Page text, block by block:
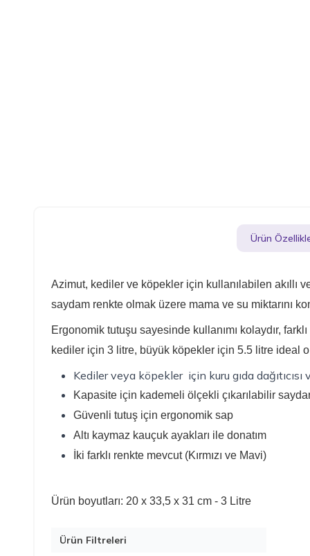
Ürün
Azimut, kediler ve köpekler için kullanılabilen akıllı
saydam renkte olmak üzere mama ve su miktarını
Ergonomik tutuşu sayesinde kullanımı kolaydır,
kediler için 3 litre, büyük köpekler için 5.5 litre ideal
Kediler veya köpekler için kuru gıda dağıtıcısı
Kapasite için kademeli ölçekli çıkarılabilir
Güvenli tutuş için ergonomik sap
Altı kaymaz kauçuk ayakları ile donatım
İki farklı renkte mevcut (Kırmızı ve Mavi)
Ürün boyutları: 20 x 33,5 x 31 cm - 3 Litre
Ürün Filtreleri